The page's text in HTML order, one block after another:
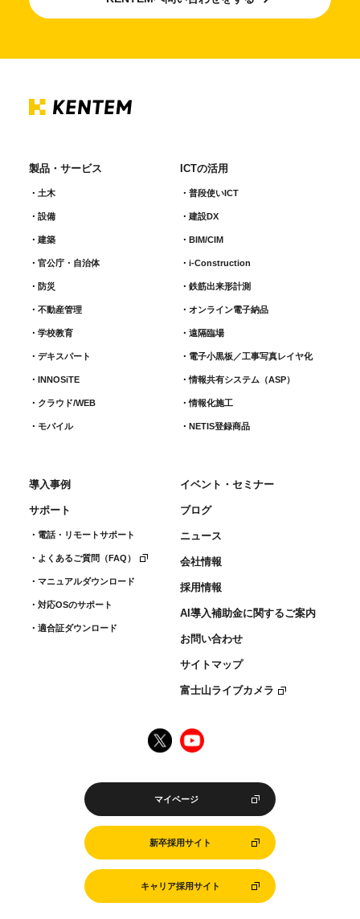
製品・サービス
土木
設備
建築
官公庁・自治体
防災
不動産管理
学校教育
デキスパート
INNOSiTE
クラウド/WEB
モバイル
ICTの活用
普段使いICT
建設DX
BIM/CIM
i-Construction
鉄筋出来形計測​
オンライン電子納品
遠隔臨場
電子小黒板／工事写真レイヤ化
情報共有システム（ASP）
情報化施工
NETIS登録商品
導入事例
サポート
電話・リモートサポート
よくあるご質問（FAQ）
マニュアルダウンロード
対応OSのサポート
適合証ダウンロード
イベント・セミナー
ブログ
ニュース
会社情報
採用情報
AI導入補助金に関するご案内
お問い合わせ
サイトマップ
富士山ライブカメラ
マイページ
新卒採用サイト
キャリア採用サイト